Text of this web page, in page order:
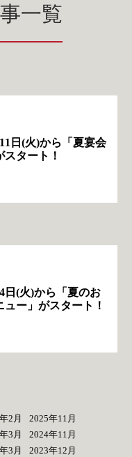
一覧
日(火)から「夏宴会
スタート！
日(火)から「夏のお
ュー」がスタート！
2月
2025年11月
3月
2024年11月
3月
2023年12月